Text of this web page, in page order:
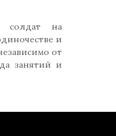
солдат на
и
от
занятий и